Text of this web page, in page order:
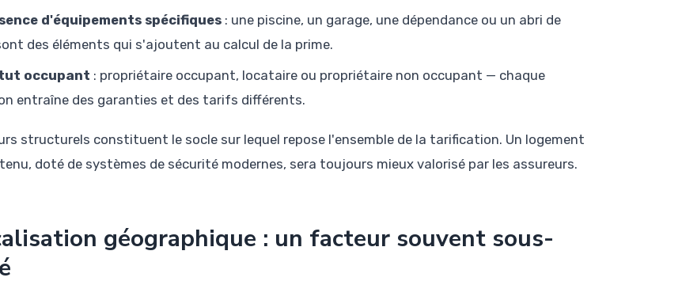
d'équipements spécifiques : une piscine, un garage, une dépendance ou un abri de
des éléments qui s'ajoutent au calcul de la prime.
occupant : propriétaire occupant, locataire ou propriétaire non occupant — chaque
entraîne des garanties et des tarifs différents.
structurels constituent le socle sur lequel repose l'ensemble de la tarification. Un logement
doté de systèmes de sécurité modernes, sera toujours mieux valorisé par les assureurs.
géographique : un facteur souvent sous-